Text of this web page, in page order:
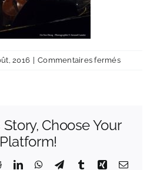
2016 Commentaires ferméssur
Choose Your
Platform!
RedditLinkedInWhatsApp
TelegramTumblrXing Email